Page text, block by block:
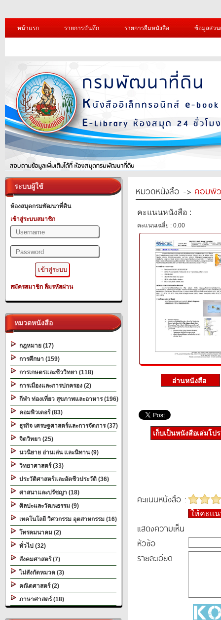
หน้าแรก รายการบันทึก รายการยืมหนังสือ ข้อมูลส่ว
ระบบผู้ใช้
ห้องสมุดกรมพัฒนาที่ดิน
เข้าสู่ระบบสมาชิก
สมัครสมาชิก ลืมรหัสผ่าน
หมวดหนังสือ
กฎหมาย (17)
การศึกษา (159)
การเกษตรและชีววิทยา (118)
การเมืองและการปกครอง (2)
กีฬา ท่องเที่ยว สุขภาพและอาหาร (196)
คอมพิวเตอร์ (83)
ธุรกิจ เศรษฐศาสตร์และการจัดการ (37)
จิตวิทยา (25)
นวนิยาย อ่านเล่น และนิทาน (9)
วิทยาศาสตร์ (33)
ประวัติศาสตร์และอัตชีวประวัติ (36)
ศาสนาและปรัชญา (18)
ศิลปะและวัฒนธรรม (9)
เทคโนโลยี วิศวกรรม อุตสาหกรรม (16)
โทรคมนาคม (2)
ทั่วไป (32)
สังคมศาสตร์ (7)
ไม่สังกัดหมวด (3)
คณิตศาสตร์ (2)
ภาษาศาสตร์ (18)
หมวดหนังสือ -> คอมพิ
คะแนนหนังสือ :
คะแนนเฉลี่ย : 0.00
เก็บเป็นหนังสือเล่มโป
คะแนนหนังสือ :
ให้คะแ
แสดงความเห็น
หัวข้อ
รายละเอียด